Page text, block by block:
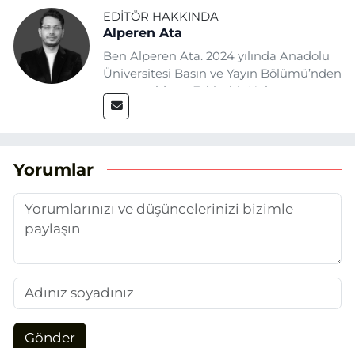
EDITÖR HAKKINDA
Alperen Ata
Ben Alperen Ata. 2024 yılında Anadolu
Üniversitesi Basın ve Yayın Bölümü’nden
mezun oldum. Eskişehir Haber
Ajansı’nda (EHA) muhabir ve editör
Yorumlar
Gönder